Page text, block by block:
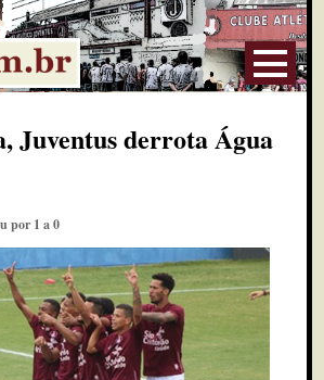
Juventus derrota Água
por 1 a 0